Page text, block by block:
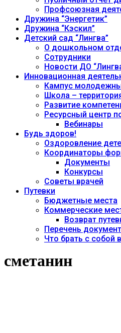
Профсоюзная
Дружина “Энергетик”
Дружина “Кэскил”
Детский сад “Лингва”
О дошкольном
Сотрудники
Новости ДО
Инновационная
Кампус
Школа –
Развитие
Ресурсный центр
Вебинары
Будь здоров!
Оздоровление
Координаторы
Документы
Конкурсы
Советы врачей
Путевки
Бюджетные места
Коммерческие
Возврат
Перечень
Что брать с собой
сметанин